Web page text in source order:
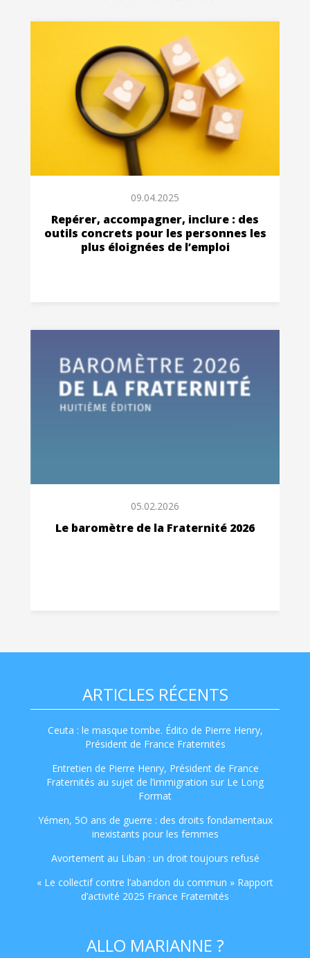
09.04.2025
Repérer, accompagner, inclure : des
outils concrets pour les personnes les
plus éloignées de l’emploi
05.02.2026
Le baromètre de la Fraternité 2026
ARTICLES RÉCENTS
Ceuta : le masque tombe. Édito de Pierre Henry,
Président de France Fraternités
Entretien de Pierre Henry, Président de France
Fraternités au sujet de l’immigration sur Le Long
Format
Yémen, 5O ans de guerre : des droits fondamentaux
inexistants pour les femmes
Avortement au Liban : un droit toujours refusé
« Le collectif contre l’abandon du commun » Rapport
d’activité 2025 France Fraternités
ALLO MARIANNE ?